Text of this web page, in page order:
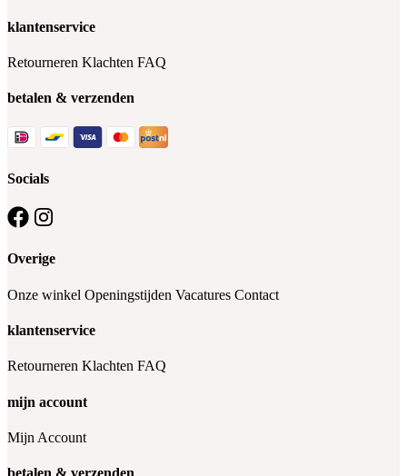
klantenservice
Retourneren Klachten FAQ
betalen & verzenden
Socials
Overige
Onze winkel Openingstijden Vacatures Contact
klantenservice
Retourneren Klachten FAQ
mijn account
Mijn Account
betalen & verzenden